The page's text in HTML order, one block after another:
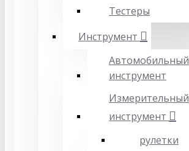
Тестеры
Инструмент
Автомобильный
инструмент
Измерительный
инструмент
рулетки